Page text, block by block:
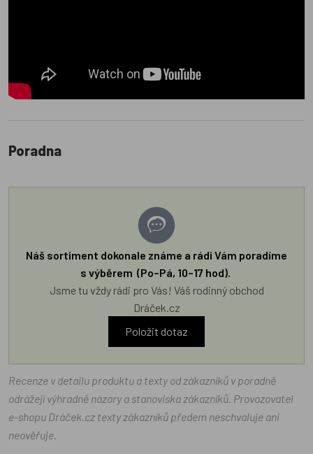
Poradna
Náš sortiment dokonale známe a rádi Vám poradíme
s výběrem (Po–Pá, 10–17 hod).
Jsme tu vždy rádi pro Vás! Váš rodinný obchod
Dráček.cz
Položit dotaz
Recenze v detailu produktu a texty od zákazníků v poradně
odrážejí výhradně názory a stanoviska zákazníků. Provozovatel
e-shopu Dráček.cz texty zákazníků předem neschvaluje ani
neověřuje.